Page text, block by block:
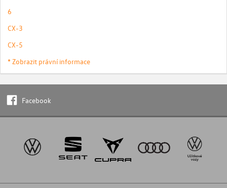
6
CX-3
CX-5
* Zobrazit právní informace
Facebook